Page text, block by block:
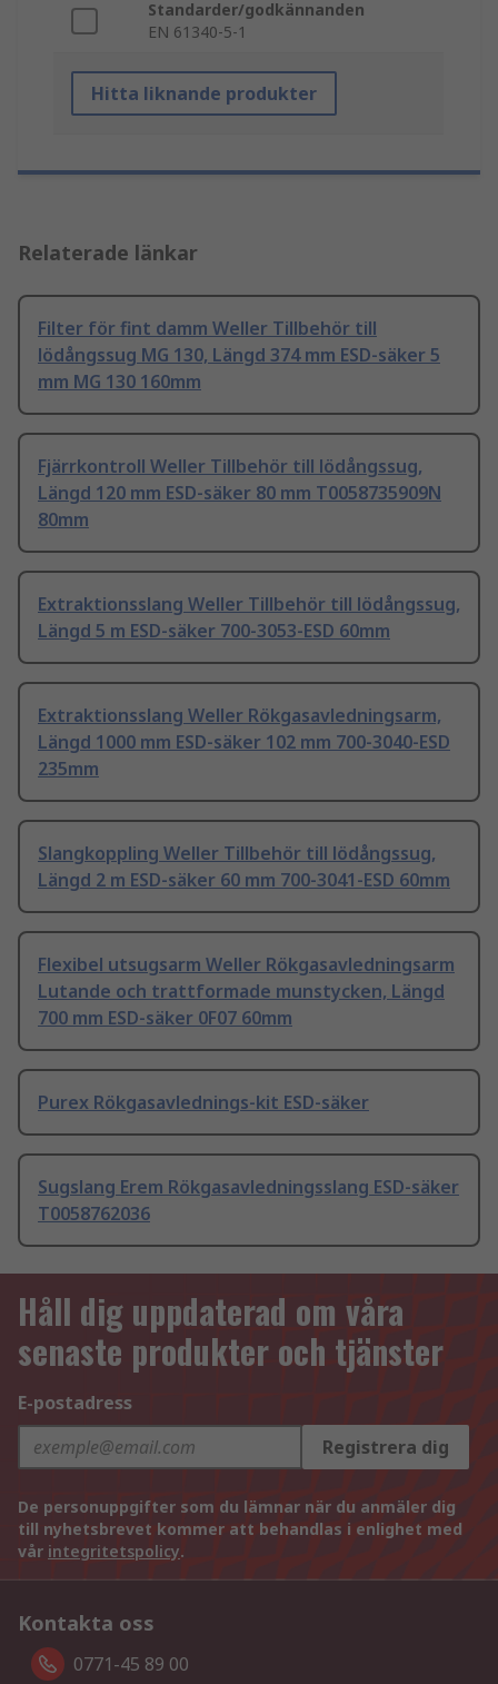
Standarder/godkännanden
EN 61340-5-1
Hitta liknande produkter
Relaterade länkar
Filter för fint damm Weller Tillbehör till
lödångssug MG 130, Längd 374 mm ESD-säker 5
mm MG 130 160mm
Fjärrkontroll Weller Tillbehör till lödångssug,
Längd 120 mm ESD-säker 80 mm T0058735909N
80mm
Extraktionsslang Weller Tillbehör till lödångssug,
Längd 5 m ESD-säker 700-3053-ESD 60mm
Extraktionsslang Weller Rökgasavledningsarm,
Längd 1000 mm ESD-säker 102 mm 700-3040-ESD
235mm
Slangkoppling Weller Tillbehör till lödångssug,
Längd 2 m ESD-säker 60 mm 700-3041-ESD 60mm
Flexibel utsugsarm Weller Rökgasavledningsarm
Lutande och trattformade munstycken, Längd
700 mm ESD-säker 0F07 60mm
Purex Rökgasavlednings-kit ESD-säker
Sugslang Erem Rökgasavledningsslang ESD-säker
T0058762036
Håll dig uppdaterad om våra
senaste produkter och tjänster
E-postadress
Registrera dig
De personuppgifter som du lämnar när du anmäler dig
till nyhetsbrevet kommer att behandlas i enlighet med
vår integritetspolicy.
Kontakta oss
0771-45 89 00